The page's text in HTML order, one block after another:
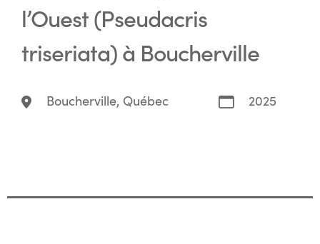
l’Ouest (Pseudacris
triseriata) à Boucherville
Boucherville, Québec 2025